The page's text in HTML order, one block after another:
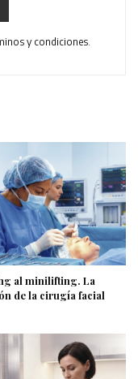
y condiciones.
al minilifting. La
de la cirugía facial